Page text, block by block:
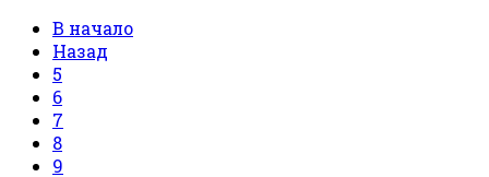
В начало
Назад
5
6
7
8
9